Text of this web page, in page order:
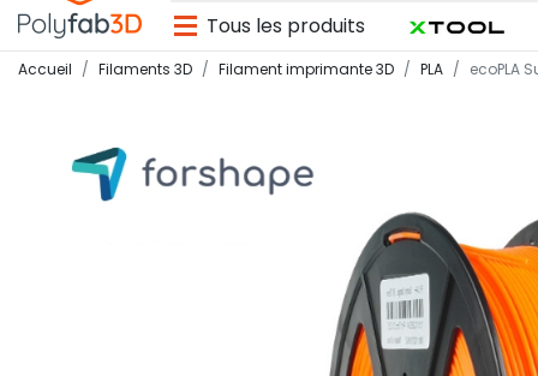
Tous les produits
Accueil Filaments 3D Filament imprimante 3D PLA ecoPLA